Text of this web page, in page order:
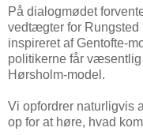
På dialogmødet
vedtægter for
inspireret af Gentofte-
politikerne får
Hørsholm-model.
Vi opfordrer naturligvis
op for at høre, hvad